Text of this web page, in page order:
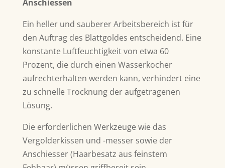
Anschiessen
Ein heller und sauberer Arbeitsbereich ist für
den Auftrag des Blattgoldes entscheidend. Eine
konstante Luftfeuchtigkeit von etwa 60
Prozent, die durch einen Wasserkocher
aufrechterhalten werden kann, verhindert eine
zu schnelle Trocknung der aufgetragenen
Lösung.
Die erforderlichen Werkzeuge wie das
Vergolderkissen und -messer sowie der
Anschiesser (Haarbesatz aus feinstem